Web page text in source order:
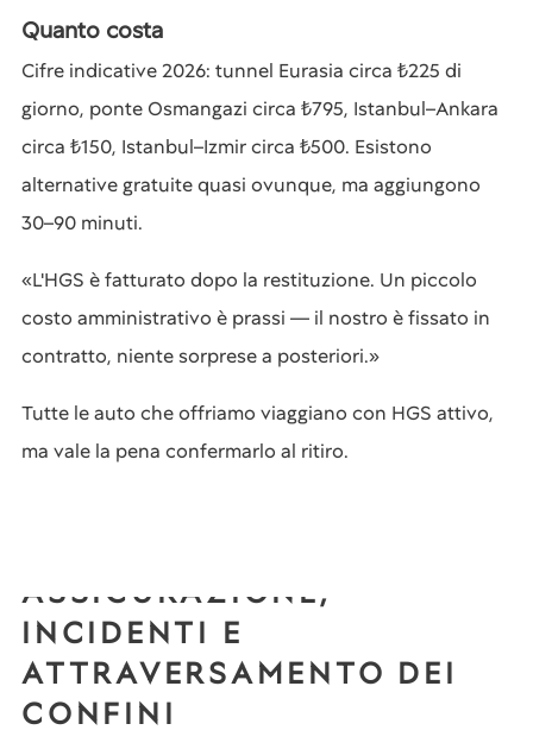
Quanto costa
Cifre indicative 2026: tunnel Eurasia circa ₺225 di
giorno, ponte Osmangazi circa ₺795, Istanbul–Ankara
circa ₺150, Istanbul–Izmir circa ₺500. Esistono
alternative gratuite quasi ovunque, ma aggiungono
30–90 minuti.
«L'HGS è fatturato dopo la restituzione. Un piccolo
costo amministrativo è prassi — il nostro è fissato in
contratto, niente sorprese a posteriori.»
Tutte le auto che offriamo viaggiano con HGS attivo,
ma vale la pena confermarlo al ritiro.
ASSICURAZIONE,
INCIDENTI E
ATTRAVERSAMENTO DEI
CONFINI